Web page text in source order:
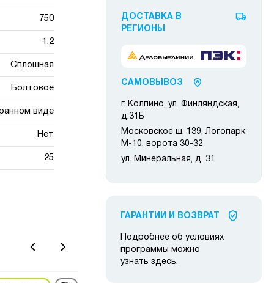
750
1.2
Сплошная
Болтовое
виде
Нет
25
ДОСТАВКА В
РЕГИОНЫ
САМОВЫВОЗ
г. Колпино, ул. Финляндская,
д.31Б
Московское ш. 139, Логопарк
М-10, ворота 30-32
ул. Минеральная, д. 31
ГАРАНТИИ И ВОЗВРАТ
Подробнее об условиях
программы можно
узнать здесь.